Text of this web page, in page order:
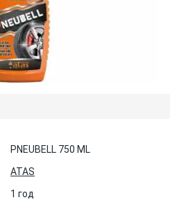
PNEUBELL 750 ML
ATAS
1 год